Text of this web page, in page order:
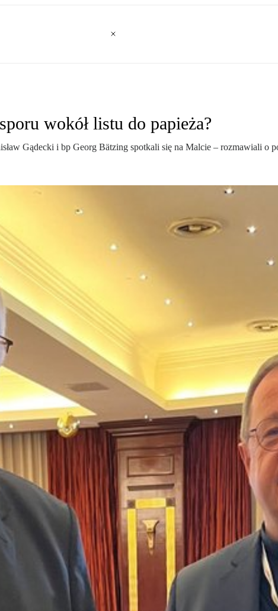
wokół listu do papieża?
Gądecki i bp Georg Bätzing spotkali się na Malcie – rozmawiali o